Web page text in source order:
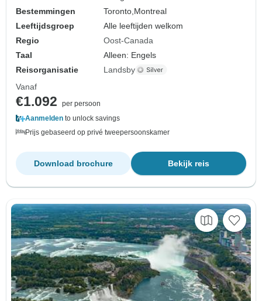
Bestemmingen
Toronto, Montreal
Leeftijdsgroep
Alle leeftijden welkom
Regio
Oost-Canada
Taal
Alleen: Engels
Reisorganisatie
Landsby
Vanaf
€1.092
per persoon
Aanmelden to unlock savings
Prijs gebaseerd op privé tweepersoonskamer
Bekijk reis
Download brochure